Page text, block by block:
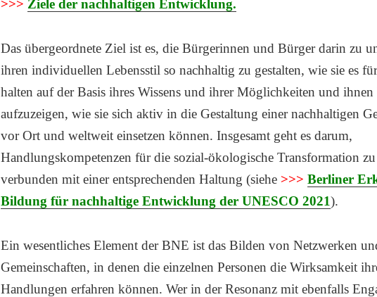
>>> Ziele der nachhaltigen Entwicklung.
Das übergeordnete Ziel ist es, die Bürgerinnen und Bürger darin zu
ihren individuellen Lebensstil so nachhaltig zu gestalten, wie sie es
halten auf der Basis ihres Wissens und ihrer Möglichkeiten und ihnen
aufzuzeigen, wie sie sich aktiv in die Gestaltung einer nachhaltigen
vor Ort und weltweit einsetzen können. Insgesamt geht es darum,
Handlungskompetenzen für die sozial-ökologische Transformation
verbunden mit einer entsprechenden Haltung (siehe >>>Berliner
Bildung für nachhaltige Entwicklung der UNESCO 2021).
Ein wesentliches Element der BNE ist das Bilden von Netzwerken
Gemeinschaften, in denen die einzelnen Personen die Wirksamkeit
Handlungen erfahren können. Wer in der Resonanz mit ebenfalls